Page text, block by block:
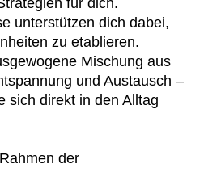
für dich.
unterstützen dich dabei,
zu etablieren.
Mischung aus
und Austausch –
sich direkt in den Alltag
der